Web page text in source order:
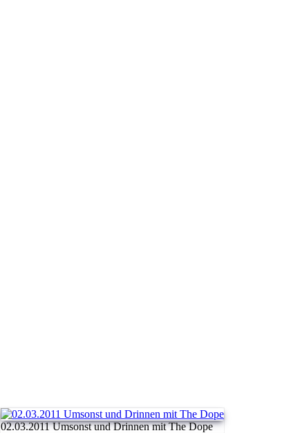
02.03.2011 Umsonst und Drinnen mit The Dope